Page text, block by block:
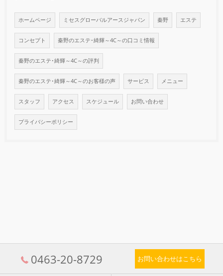
ホームページ ミセスグローバルアースジャパン 秦野 エステ
コンセプト 秦野のエステ･綺輝～4C～の口コミ情報
秦野のエステ･綺輝～4C～の評判
秦野のエステ･綺輝～4C～のお客様の声 サービス メニュー
スタッフ アクセス スケジュール お問い合わせ
プライバシーポリシー
0463-20-8729 お問い合わせはこちら